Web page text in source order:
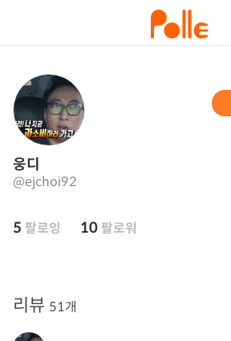
웅디
@ejchoi92
5 팔로잉 10 팔로워
리뷰 51개